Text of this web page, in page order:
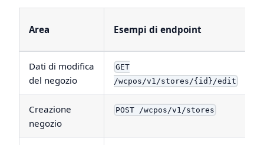
Area Esempi di endpoint
Dati di modifica
del negozio
GET
/wcpos/v1/stores/{id}/edit
Creazione
negozio
POST /wcpos/v1/stores